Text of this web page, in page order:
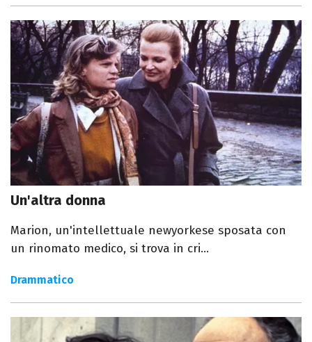
Un'altra donna
Marion, un'intellettuale newyorkese sposata con
un rinomato medico, si trova in cri...
Drammatico